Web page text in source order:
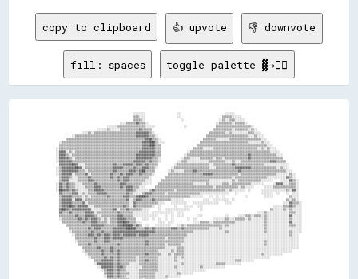
copy to clipboard 👍 upvote 👎 downvote
fill: spaces toggle palette ▓→✊🏽
                                        ░░░░▒▒▒▒▒▒▓▓▒▒▒▒░░                                          ░░▒▒▒▒▒▒▒▒░░▒▒▒▒▒▒░░
                          ░░░░░░▒▒░░░░░░▒▒▒▒▒▒▒▒▒▒▒▒▓▓▒▒▒▒▒▒                                      ▒▒▒▒▒▒▒▒▒▒▒▒░░▒▒▒▒▒▒▒▒░░▒▒░░
                ░░░░▒▒░░▒▒▒▒▒▒▒▒▒▒▒▒▒▒▒▒▒▒▒▒▒▒▒▒▒▒▓▓▓▓▓▓▓▓▒▒░░                                  ▒▒▒▒▒▒▒▒▒▒░░▒▒░░░░░░░░░░▒▒▒▒░░░░
          ░░▒▒▒▒▒▒▒▒▒▒▒▒▒▒▒▒▒▒▒▒▒▒▒▒▒▒▒▒▒▒▒▒▒▒▒▒▒▒▓▓▓▓▓▓▓▓▒▒▒▒░░                              ▒▒▒▒▒▒▒▒▒▒▒▒▒▒▒▒▒▒▒▒▒▒▒▒▒▒░░░░▒▒░░░░
      ▒▒▒▒▒▒▒▒▒▒▒▒▒▒▒▒▒▒▒▒▒▒▒▒▒▒▒▒▒▒▒▒▒▒▒▒▒▒▒▒▒▒▒▒▒▒▒▒▒▒▓▓██▒▒▒▒░░                          ▒▒▒▒▒▒▒▒░░░░░░░░▒▒▒▒▒▒▒▒▒▒▒▒▒▒▒▒▒▒▒▒░░░░
  ░░▒▒▒▒▒▒▒▒▒▒▒▒▒▒▒▒▒▒▒▒▒▒▒▒▒▒▒▒▒▒▒▒▒▒▒▒▒▒▒▒▒▒▒▒▒▒▒▒▒▒▓▓▓▓████▒▒░░░░                      ▒▒▒▒▒▒▒▒▒▒▒▒▒▒▒▒▒▒▒▒▒▒▒▒▒▒▒▒▒▒░░░░░░░░▒▒░░░░
  ▒▒▒▒▒▒▒▒▒▒▒▒▒▒▒▒▒▒▒▒▒▒▒▒▒▒▒▒▒▒▒▒▒▒▒▒▒▒▒▒▒▒▒▒▒▒▒▒▒▒▒▒▓▓▓▓████▒▒▒▒                      ▒▒▒▒▒▒▒▒▒▒▒▒▒▒▒▒▒▒▒▒▒▒▒▒▒▒▒▒▒▒▒▒▒▒▒▒▒▒▒▒▒▒▒▒░░░░
░░▒▒▒▒▒▒▒▒▒▒▒▒▒▒▒▒▒▒▒▒▒▒▒▒▒▒▒▒▒▒▒▒▒▒▒▒▒▒▒▒▒▒▒▒▒▒▒▒▒▒▒▒▓▓▓▓▓▓▓▓▒▒▒▒                    ▒▒▒▒▒▒░░░░░░▒▒▒▒▒▒▒▒▒▒▒▒▒▒▒▒▒▒▒▒▒▒▒▒▒▒▒▒░░▒▒░░▒▒░░░░
░░▓▓▓▓░░▒▒░░▒▒▒▒▒▒▒▒▒▒▒▒▒▒▒▒▒▒▒▒▒▒▒▒▒▒▒▒▒▒▒▒▒▒▒▒▒▒▒▒▓▓▓▓▓▓▓▓▓▓▒▒▒▒                ░░▒▒▒▒▒▒▒▒▒▒▒▒▒▒▒▒▒▒▒▒▒▒▒▒▒▒▒▒▒▒▒▒▒▒▒▒▒▒▒▒▒▒▒▒▒▒▒▒▒▒░░░░░░
░░▓▓▓▓▒▒░░▒▒▒▒▒▒▒▒▒▒▒▒▒▒▒▒▒▒▒▒▒▒▒▒▒▒▒▒▒▒▒▒▒▒▒▒▒▒▒▒▓▓▓▓▓▓▓▓▓▓▓▓▒▒▒▒              ░░▒▒▒▒▒▒▒▒▒▒▒▒▒▒▒▒▒▒▒▒▒▒▒▒▒▒▒▒▒▒▒▒▒▒▒▒▒▒▓▓▒▒▒▒▒▒▒▒▒▒▒▒▒▒▒▒░░░░
░░▓▓▓▓▓▓▒▒░░▒▒▒▒▒▒▒▒▒▒▒▒▒▒▒▒▒▒▒▒▒▒▒▒▒▒▒▒▒▒▒▒▒▒▒▒▒▒▓▓▓▓▓▓▓▓▓▓▒▒▒▒░░            ░░▒▒▒▒░░░░░░▒▒▒▒▒▒▒▒░░▒▒▒▒░░▒▒▒▒▒▒▒▒▒▒▒▒▒▒▓▓▒▒▒▒▒▒▒▒▒▒▒▒▒▒▒▒▒▒▒▒
░░▓▓▓▓▓▓▓▓▒▒▒▒▒▒▒▒▒▒▒▒▒▒▒▒▒▒▒▒▒▒▒▒▒▒▒▒▒▒▒▒▒▒▒▒▒▒▓▓▓▓▓▓▓▓▒▒▓▓▒▒▒▒░░          ░░▒▒▒▒░░░░░░░░░░░░░░▒▒▒▒▒▒▒▒▒▒░░░░▒▒░░░░▒▒▒▒▒▒▒▒▒▒▒▒▒▒▒▒▒▒▓▓▓▓▒▒▒▒▒▒
  ▓▓▓▓▓▓▓▓██▓▓░░░░▒▒▒▒▒▒▒▒▒▒▒▒▒▒▒▒▒▒▓▓▒▒▒▒▓▓▓▓▓▓▒▒▓▓▓▓▒▒▓▓▒▒▒▒▒▒          ░░▒▒▒▒▒▒▒▒▒▒▒▒▒▒▒▒▒▒▒▒░░▒▒▒▒▒▒▒▒▒▒▒▒▓▓▒▒▒▒▒▒▒▒▒▒▒▒▒▒▒▒▒▒░░░░░░░░░░░░░░░░
░░▒▒▓▓▓▓▓▓▓▓██▓▓░░▒▒▒▒▒▒▒▒▒▒▒▒▒▒▒▒▒▒▓▓▓▓▓▓▒▒▒▒▒▒▓▓▒▒▒▒▓▓▓▓▒▒▒▒░░        ░░▒▒▒▒▒▒▒▒▒▒▒▒▒▒▒▒▒▒▒▒▒▒░░░░▒▒▒▒▒▒▒▒▒▒▒▒▓▓▓▓▓▓▓▓▓▓▒▒▒▒▒▒▒▒▒▒▒▒▒▒▒▒░░▒▒░░░░
░░▒▒▓▓▓▓▓▓▓▓▓▓▒▒▒▒░░▒▒▒▒▒▒▒▒▒▒▒▒▒▒▒▒▓▓▒▒▒▒▒▒▒▒▓▓▓▓▒▒▓▓██▒▒▒▒▒▒        ░░▒▒░░░░░░▒▒▒▒▒▒▓▓▒▒▒▒▒▒▒▒▒▒▒▒▒▒▒▒▒▒▒▒▒▒▒▒▒▒▓▓▒▒▒▒▒▒▒▒▒▒▒▒▒▒▒▒▒▒▒▒▒▒▒▒▒▒▒▒░░░░
░░▒▒▓▓▓▓▓▓░░▒▒▒▒▒▒▓▓░░▒▒▒▒▒▒▒▒▒▒▒▒▓▓▒▒▒▒▓▓▒▒▓▓▓▓▒▒▒▒▓▓▒▒▒▒▒▒░░        ▒▒▒▒▒▒▒▒▒▒▒▒▒▒▒▒▒▒▒▒▒▒▓▓▓▓▓▓▒▒▒▒▒▒▒▒▒▒▒▒▒▒▒▒░░▒▒▒▒▒▒▒▒▒▒▒▒▒▒▒▒▒▒▒▒▒▒░░░░░░░░▒▒░░
  ▒▒▓▓▓▓▒▒░░░░▒▒▒▒▒▒▓▓▒▒▒▒▒▒▒▒▒▒▒▒▓▓▒▒▓▓▒▒▓▓▓▓▒▒▒▒▒▒▒▒▒▒▒▒░░        ▒▒▒▒▒▒▒▒▒▒▒▒▒▒▒▒▒▒▒▒▒▒▒▒▒▒▒▒▒▒▒▒▒▒▒▒▒▒▒▒▒▒░░▒▒▒▒▒▒▒▒▒▒▒▒▒▒▒▒▒▒▒▒░░░░░░░░░░░░▓▓▒▒░░
  ▒▒▓▓▓▓░░░░░░▒▒▒▒▒▒▓▓▓▓▒▒▒▒▒▒▒▒▒▒▒▒▒▒▓▓▒▒▓▓▓▓▒▒▒▒▒▒▒▒▒▒░░░░      ▒▒▒▒▒▒▒▒▒▒▒▒▒▒▒▒▒▒▒▒▒▒▒▒▒▒▒▒▒▒░░░░░░░░░░░░░░▒▒░░▒▒▒▒▒▒▒▒▒▒▒▒▒▒░░░░░░░░    ░░░░░░▓▓▒▒░░
░░▓▓▒▒▓▓▒▒▒▒░░░░▒▒▒▒▒▒▒▒▓▓▒▒▒▒▒▒▒▒▒▒▒▒▒▒▓▓▓▓▒▒▒▒▒▒▒▒▒▒░░░░░░    ▒▒▒▒▒▒▒▒▒▒▒▒▒▒▒▒▒▒▒▒▒▒░░░░░░░░▒▒░░░░░░░░▒▒▒▒░░▒▒▒▒▒▒▒▒▒▒▒▒░░░░░░░░      ░░▓▓▓▓░░░░▒▒▒▒░░
░░▓▓▒▒▓▓▒▒▒▒░░░░░░▒▒▒▒▒▒▓▓▓▓▒▒▒▒▒▒▒▒▒▒▒▒▓▓▒▒▓▓▓▓▒▒▒▒░░░░      ▒▒▒▒▒▒▒▒▒▒▒▒▒▒▒▒▒▒▒▒▒▒▒▒▒▒▒▒▒▒▒▒▒▒▒▒░░▒▒▒▒▒▒▒▒▒▒▒▒▒▒░░▒▒░░░░░░      ░░░░░░▒▒▒▒▒▒▒▒▒▒▒▒▒▒░░
░░██▓▓▓▓▒▒▓▓▒▒░░░░░░▒▒▒▒▓▓▓▓▓▓▒▒▒▒▒▒▒▒▒▒▒▒▒▒▓▓▓▓▒▒░░░░░░░░▒▒▓▓▒▒▒▒▒▒▒▒▒▒▒▒░░▒▒▒▒▒▒▒▒▒▒▒▒▒▒▒▒▒▒▒▒▒▒▒▒▒▒▒▒▒▒░░▒▒░░░░░░░░  ░░      ░░░░░░░░░░░░░░░░▒▒░░▓▓░░
  ▓▓▒▒▒▒▒▒▓▓▓▓░░▒▒░░▒▒▒▒▒▒▓▓▓▓▓▓▒▒▒▒▒▒▒▒▒▒▒▒▓▓▒▒░░░░░░▒▒▓▓▓▓▒▒▒▒▒▒▒▒░░▒▒▒▒▒▒▒▒▒▒▒▒▒▒▒▒▒▒▒▒░░░░░░░░░░░░░░░░░░    ░░              ░░░░░░░░  ░░    ░░  ░░░░
  ▒▒▓▓▓▓▓▓▒▒▒▒▒▒░░▒▒░░▒▒▒▒▒▒▒▒▒▒▓▓▒▒▒▒▒▒▒▒▓▓▓▓▒▒▒▒▓▓████▓▓▒▒▒▒▒▒▒▒▒▒▒▒▒▒▒▒▒▒▒▒▒▒▒▒▒▒░░░░░░░░    ░░  ░░  ░░            ░░          ░░░░░░          ▒▒░░░░
  ▒▒▓▓▓▓▓▓░░▓▓▓▓░░▒▒▒▒▒▒▒▒▒▒▒▒▒▒▒▒▒▒▒▒▒▒▒▒▒▒▓▓░░▒▒▓▓▓▓▒▒▒▒▒▒▓▓▒▒▒▒▒▒▒▒▒▒░░░░░░░░            ░░░░  ░░░░░░░░░░  ░░                                ▒▒░░▒▒░░
  ▒▒▓▓▓▓▓▓▒▒▒▒▒▒▓▓░░▒▒▒▒▒▒▒▒▒▒▒▒▒▒▒▒▒▒▒▒▒▒▒▒▒▒░░▓▓▒▒▒▒▒▒▒▒▒▒▒▒▒▒░░░░    ░░░░░░░░░░    ░░░░░░░░░░░░░░░░    ░░░░                                ░░░░▓▓▒▒▒▒░░
  ▒▒▓▓▓▓██▓▓▒▒▓▓▓▓▓▓░░░░▒▒▒▒▒▒▒▒▒▒▒▒▒▒▒▒▒▒▓▓▒▒░░▓▓▒▒▒▒▒▒▒▒▒▒░░  ░░        ░░    ░░░░░░  ░░░░                                            ░░░░░░▒▒▒▒▓▓▒▒░░░░
  ▓▓██▓▓▒▒▓▓▓▓▓▓▓▓▓▓▓▓░░░░░░▒▒▒▒▒▒▒▒▓▓░░▒▒▒▒▓▓▒▒▒▒▒▒▒▒░░░░      ░░  ░░░░░░░░░░░░░░░░      ░░                                          ▒▒░░░░░░▒▒░░▒▒░░░░░░
  ▓▓▒▒▒▒▓▓▒▒▒▒▒▒▒▒▓▓▓▓▓▓░░▒▒▒▒▒▒▒▒▒▒▒▒▓▓▒▒▒▒▒▒▒▒░░░░░░░░░░  ░░░░░░░░░░░░░░  ░░░░                                              ░░░░▒▒░░░░░░░░░░░░░░▒▒▒▒░░░░
  ▒▒▒▒▒▒▒▒▒▒▓▓▒▒▒▒▓▓▓▓▓▓▒▒░░▒▒▒▒▒▒▒▒▒▒▓▓▓▓▒▒▒▒▒▒░░░░░░░░░░░░░░░░    ░░  ░░  ░░░░        ░░░░              ░░      ░░░░▒▒▒▒░░▒▒▒▒░░▒▒░░░░░░░░░░░░░░▓▓░░░░░░
  ░░▒▒▒▒▒▒▒▒▒▒▓▓▒▒▓▓▒▒▓▓▓▓▒▒░░▒▒░░▒▒▒▒▓▓▓▓▓▓▒▒▒▒▒▒    ░░░░  ░░  ░░  ░░  ░░        ░░  ░░          ░░░░░░░░▒▒░░░░▒▒▒▒▒▒░░▒▒░░░░░░░░▒▒░░░░░░░░░░░░░░▒▒░░░░░░
    ▒▒▒▒▒▒▒▒▒▒▒▒▓▓▒▒▒▒▓▓▓▓▒▒▒▒▒▒░░▒▒▒▒▓▓▓▓██▓▓▒▒▒▒░░░░          ░░░░  ░░░░            ░░░░▒▒▒▒▒▒░░▒▒▒▒▒▒▒▒▒▒▒▒▒▒░░░░░░░░░░░░░░░░░░▒▒░░░░░░░░░░░░░░▓▓░░░░░░
      ▒▒▒▒▒▒▒▒▒▒▒▒▒▒▒▒▓▓▓▓▓▓▓▓▒▒▒▒▒▒▒▒▓▓▓▓██████▒▒▓▓▒▒  ░░    ░░░░░░░░░░    ░░▒▒░░▒▒▒▒▒▒▒▒▒▒▒▒▒▒▒▒▒▒▒▒▒▒░░▒▒░░░░░░░░░░░░░░░░░░░░░░▒▒░░░░░░░░░░░░░░▒▒▒▒░░░░
        ▒▒▒▒▒▒▒▒▒▒▒▒▓▓▒▒▓▓▓▓▒▒▒▒▒▒▒▒▓▓▓▓▓▓▓▓██████▒▒▒▒▒▒▓▓▒▒▓▓▒▒▒▒▒▒▒▒▒▒▓▓▓▓▒▒▓▓▒▒▒▒▒▒▒▒▒▒▒▒▒▒▒▒░░░░░░▒▒░░░░░░░░░░░░░░░░░░░░░░░░░░▒▒░░░░░░░░░░░░░░░░░░░░░░
        ░░▒▒▒▒▒▒▒▒▒▒▒▒▓▓▒▒▒▒▓▓▒▒▒▒▒▒▓▓▓▓▓▓▓▓▓▓▓▓▓▓▓▓▓▓▓▓▓▓▓▓▓▓▒▒▒▒▒▒▒▒▒▒▒▒▒▒▒▒▒▒▒▒▒▒▒▒░░░░░░░░░░░░░░░░░░░░▒▒░░░░░░░░░░░░░░░░░░░░░░▒▒░░░░░░░░░░░░░░▒▒░░░░░░
          ░░▒▒▒▒▒▒▒▒▓▓▓▓▒▒▓▓▒▒▓▓▓▓▒▒▓▓▓▓▒▒▓▓▓▓▓▓▓▓▒▒▓▓▓▓▓▓▒▒▒▒▒▒▒▒▒▒▒▒▒▒▒▒▒▒▒▒▒▒▒▒░░░░░░░░░░░░░░░░░░░░░░░░░░░░░░░░░░░░░░░░░░░░░░░░░░░░░░░░░░░░░░░░▒▒░░░░
            ▒▒▒▒▒▒▒▒▒▒▒▒▓▓▒▒▒▒▓▓▓▓▒▒▓▓▓▓▓▓▒▒▒▒▒▒▒▒▒▒▒▒▒▒▒▒▒▒▒▒▒▒▒▒▒▒░░▒▒▒▒▒▒▒▒▒▒░░░░░░░░░░░░░░░░░░░░░░░░░░░░░░░░░░░░░░░░░░░░░░░░░░░░░░░░░░░░░░░░░░░░░░░░
            ░░▒▒▒▒▒▒▒▒▒▒▓▓▒▒▒▒▓▓▓▓▒▒▒▒▒▒▒▒▒▒▒▒▒▒▒▒▒▒▒▒▒▒▓▓▒▒▒▒▒▒▒▒▒▒▒▒▒▒▒▒▒▒▒▒▒▒░░░░░░░░░░░░░░░░░░░░░░░░░░░░░░░░░░░░░░░░░░░░░░░░░░▒▒░░░░░░░░░░░░░░░░░░░░
              ▒▒▒▒▒▒▓▓▒▒▒▒▒▒▒▒▒▒▒▒▒▒▒▒▓▓▒▒▒▒▒▒▒▒▒▒▒▒▒▒▒▒▓▓▒▒▒▒▒▒▒▒▒▒░░▒▒▒▒▒▒▒▒░░░░░░░░░░░░░░░░░░░░░░░░░░░░░░░░░░░░░░░░░░░░░░░░░░░░▒▒░░░░░░░░░░░░░░░░░░░░
                ▒▒▒▒▒▒▒▒▒▒▓▓▒▒▒▒▒▒▓▓▒▒▒▒▒▒▒▒▒▒▒▒▒▒▒▒▒▒▒▒▒▒▒▒▒▒▒▒▒▒▒▒░░░░░░░░▒▒▒▒░░░░░░░░░░░░░░░░░░░░░░░░░░░░░░░░░░░░░░░░░░░░░░░░░░░░░░░░░░░░░░░░░░░░░░░░
                ░░▒▒▒▒▒▒▒▒▒▒▓▓▒▒▒▒▓▓▒▒▓▓▒▒▒▒▒▒▒▒▒▒▒▒▒▒▒▒▒▒▒▒▒▒▒▒░░░░░░░░▒▒░░▒▒▒▒░░░░░░░░░░░░░░░░░░░░░░░░░░░░░░░░░░░░░░░░░░░░░░░░░░░░░░░░░░░░░░░░░░░░
                  ░░▒▒▒▒▒▒▒▒▓▓▒▒▒▒▒▒▒▒▓▓▒▒▒▒▒▒▒▒▒▒▒▒▒▒▒▒▓▓▒▒▒▒▒▒▒▒░░░░▒▒░░▒▒▒▒▒▒░░░░░░░░░░░░░░░░░░░░░░░░░░░░░░░░░░░░░░░░░░░░░░░░▒▒░░░░░░░░░░░░
                    ░░▒▒▒▒▒▒▒▒▓▓▒▒▓▓▒▒▓▓▒▒▒▒▒▒▒▒▒▒░░▒▒▒▒▒▒▒▒▒▒▒▒░░░░░░░░░░▒▒░░▒▒░░░░░░░░░░░░░░░░░░░░░░░░░░░░░░░░░░░░░░░░░░░░░░░░░░░░░░
                        ▒▒▒▒▓▓▓▓▓▓▓▓▒▒▓▓▒▒▒▒▒▒▒▒▒▒░░▒▒▒▒▓▓▒▒▒▒▒▒░░░░░░░░░░▒▒░░░░░░░░░░░░░░░░░░░░░░░░░░░░░░░░░░░░▒▒▒▒░░░░░░░░
                        ░░▓▓▓▓▓▓▓▓▓▓▒▒▓▓▒▒▒▒▒▒░░░░░░▒▒▒▒▒▒▒▒▒▒▒▒░░░░░░░░░░░░░░▒▒░░░░░░░░░░░░░░░░░░░░▒▒▒▒▒▒░░░░░░░░░░
                          ░░▓▓▓▓▓▓▓▓▒▒▓▓▓▓▒▒░░░░░░░░░░▒▒▒▒▒▒▒▒▒▒░░░░░░░░░░▒▒░░░░░░░░░░░░░░▒▒░░░░░░░░░░░░░░
                            ░░▒▒▓▓▓▓▒▒▓▓▒▒▒▒░░░░░░░░▒▒▒▒▒▒▒▒▒▒▒▒░░░░░░░░░░░░░░░░░░░░░░░░░░░░░░
                              ▒▒▓▓▓▓▒▒▓▓▒▒▒▒▒▒░░░░░░▒▒▒▒▒▒▒▒▒▒░░░░░░░░░░░░░░▒▒░░░░░░░░
                              ░░▓▓▓▓▒▒▓▓▒▒▒▒░░░░░░░░▒▒▒▒▒▒▒▒▒▒░░░░░░▒▒░░░░░░░░